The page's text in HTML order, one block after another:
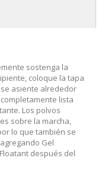
sostenga la
coloque la tapa
asiente alrededor
lista
Los polvos
sobre la marcha,
lo que también se
Gel
después del